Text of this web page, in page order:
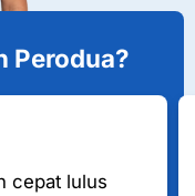
Perodua?
cepat lulus